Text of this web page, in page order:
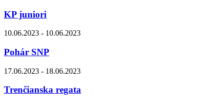
KP juniori
10.06.2023 - 10.06.2023
Pohár SNP
17.06.2023 - 18.06.2023
Trenčianska regata